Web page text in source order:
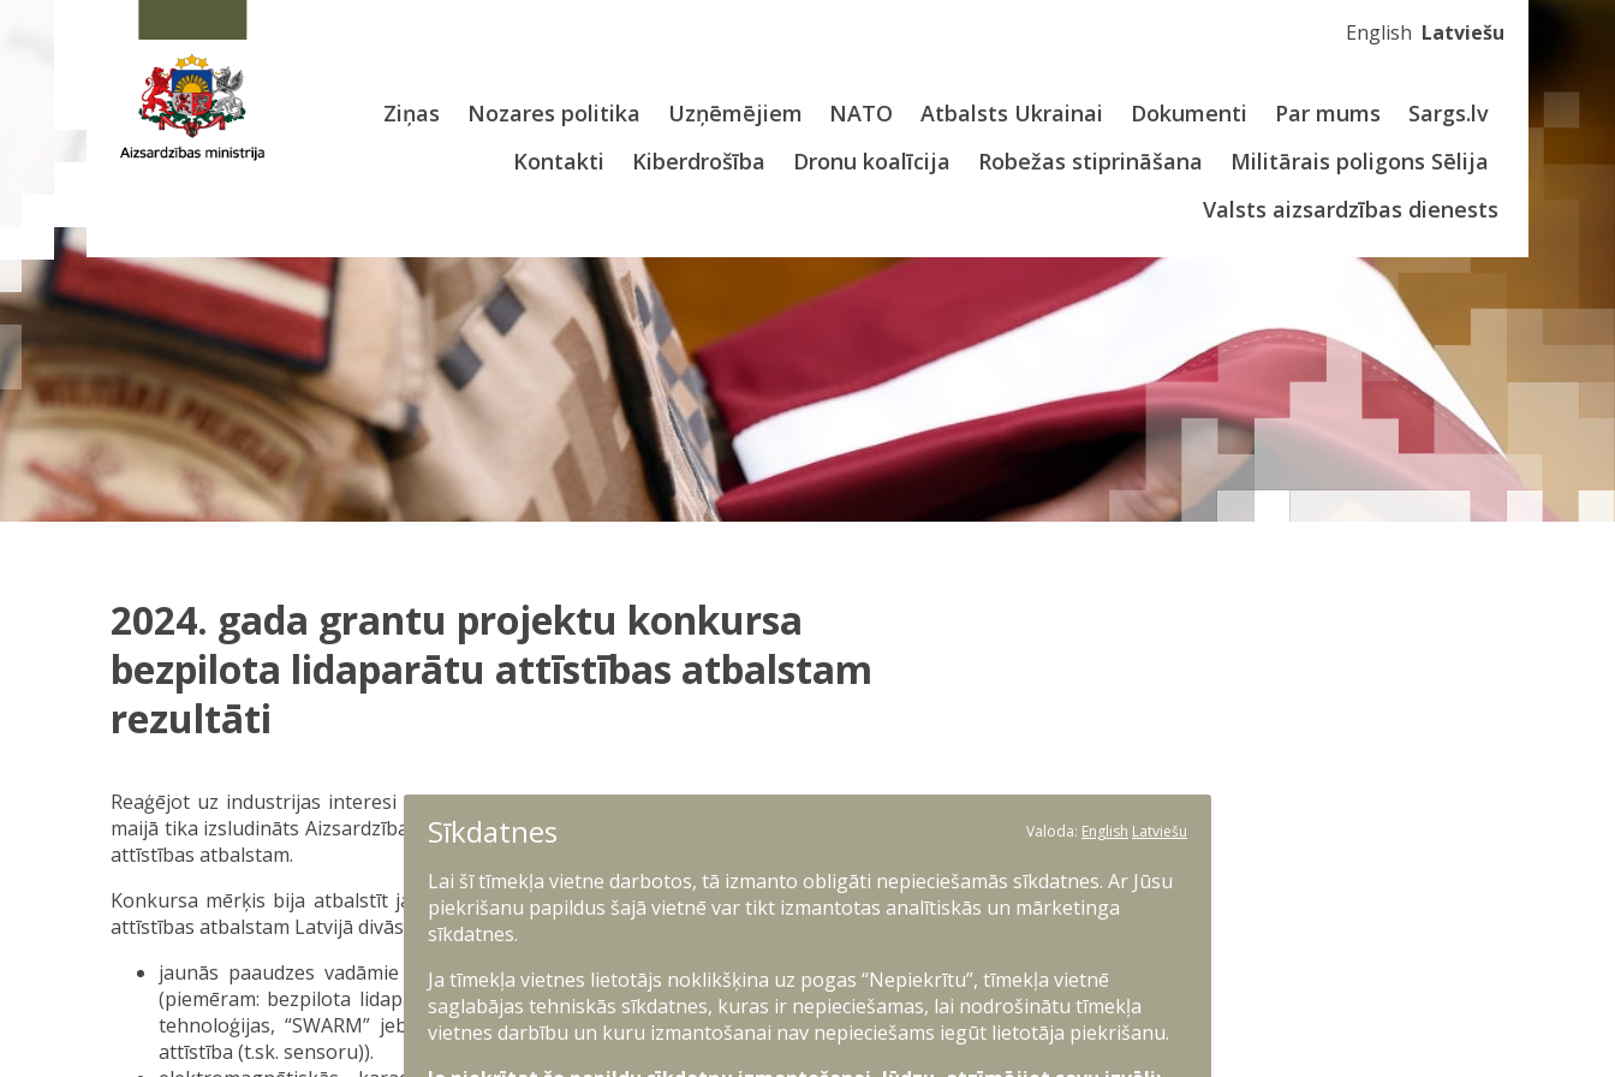
English Latviešu
Ziņas Nozares politika Uzņēmējiem NATO Atbalsts Ukrainai Dokumenti Par mums
Sargs.lv
Kontakti
Kiberdrošība Dronu koalīcija Robežas stiprināšana
Militārais poligons Sēlija
Valsts aizsardzības dienests
2024. gada grantu projektu konkursa
bezpilota lidaparātu attīstības atbalstam
rezultāti
Reaģējot uz industrijas interesi un veicinot uzņēmējdarbības vides attīstību, 2024. gada 14.
maijā tika izsludināts Aizsardzības ministrijas grantu projektu konkurss bezpilota lidaparātu
attīstības atbalstam.
Konkursa mērķis bija atbalstīt jaunu produktu un tehnoloģiju izstrādi bezpilota lidaparātu
attīstības atbalstam Latvijā divās prioritārajās jomās:
jaunās paaudzes vadāmie lādiņi (bezpilota lidaparāti ar lādiņu) un to komponentes
(piemēram: bezpilota lidaparātu alternatīvās navigācijas sistēmas, bateriju un dzinēju
tehnoloģijas, “SWARM” jeb spietu tehnoloģijas, bezpilota lidaparātu kravas sistēmu
attīstība (t.sk. sensoru)).
Sīkdatnes Valoda: English Latviešu
Lai šī tīmekļa vietne darbotos, tā izmanto obligāti nepieciešamās sīkdatnes. Ar Jūsu
piekrišanu papildus šajā vietnē var tikt izmantotas analītiskās un mārketinga
sīkdatnes.
Ja tīmekļa vietnes lietotājs noklikšķina uz pogas “Nepiekrītu”, tīmekļa vietnē
saglabājas tehniskās sīkdatnes, kuras ir nepieciešamas, lai nodrošinātu tīmekļa
vietnes darbību un kuru izmantošanai nav nepieciešams iegūt lietotāja piekrišanu.